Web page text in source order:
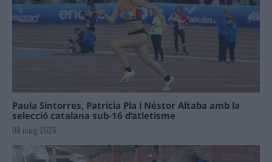
Paula Sintorres, Patrícia Pla i Néstor Altaba amb la
selecció catalana sub-16 d’atletisme
08 maig 2026